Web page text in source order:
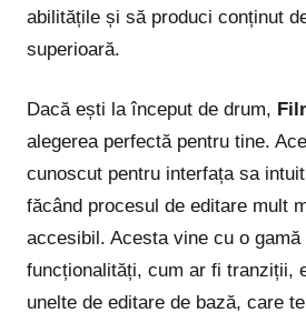
abilitățile și să produci conținut
superioară.
Dacă ești la început de drum,
alegerea perfectă pentru tine.
cunoscut pentru interfața sa
făcând procesul de editare mult
accesibil. Acesta vine cu o gamă
funcționalități, cum ar fi tranziții,
unelte de editare de bază, care